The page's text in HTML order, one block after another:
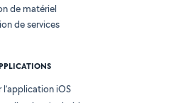
de matériel
de services
l’application iOS